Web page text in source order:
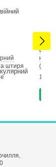
штиря
на 6